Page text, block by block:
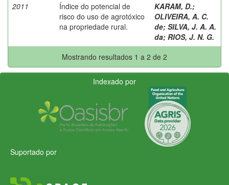
2011
Índice do potencial de
risco do uso de agrotóxico
na propriedade rural.
KARAM, D.;
OLIVEIRA, A. C.
de; SILVA, J. A. A.
da; RIOS, J. N. G.
Mostrando resultados 1 a 2 de 2
Indexado por
Suportado por